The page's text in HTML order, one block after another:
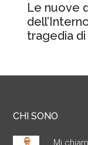
Le nuove
tragedia
CHI SONO
Mi